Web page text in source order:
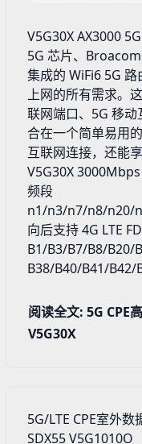
V5G30X AX3000
5G 芯片、
集成的 WiFi6 5G
上网的所有需求。
联网端口、5G 移
合在一个简单易用
互联网连接，还能
V5G30X
频段
n1/n3/n7/n8/n20/
向后支持 4G LTE
B1/B3/B7/B8/B20/
B38/B40/B41/B42/
阅读全文: 5G CPE
V5G30X
5G/LTE CPE室外
SDX55 V5G1010O